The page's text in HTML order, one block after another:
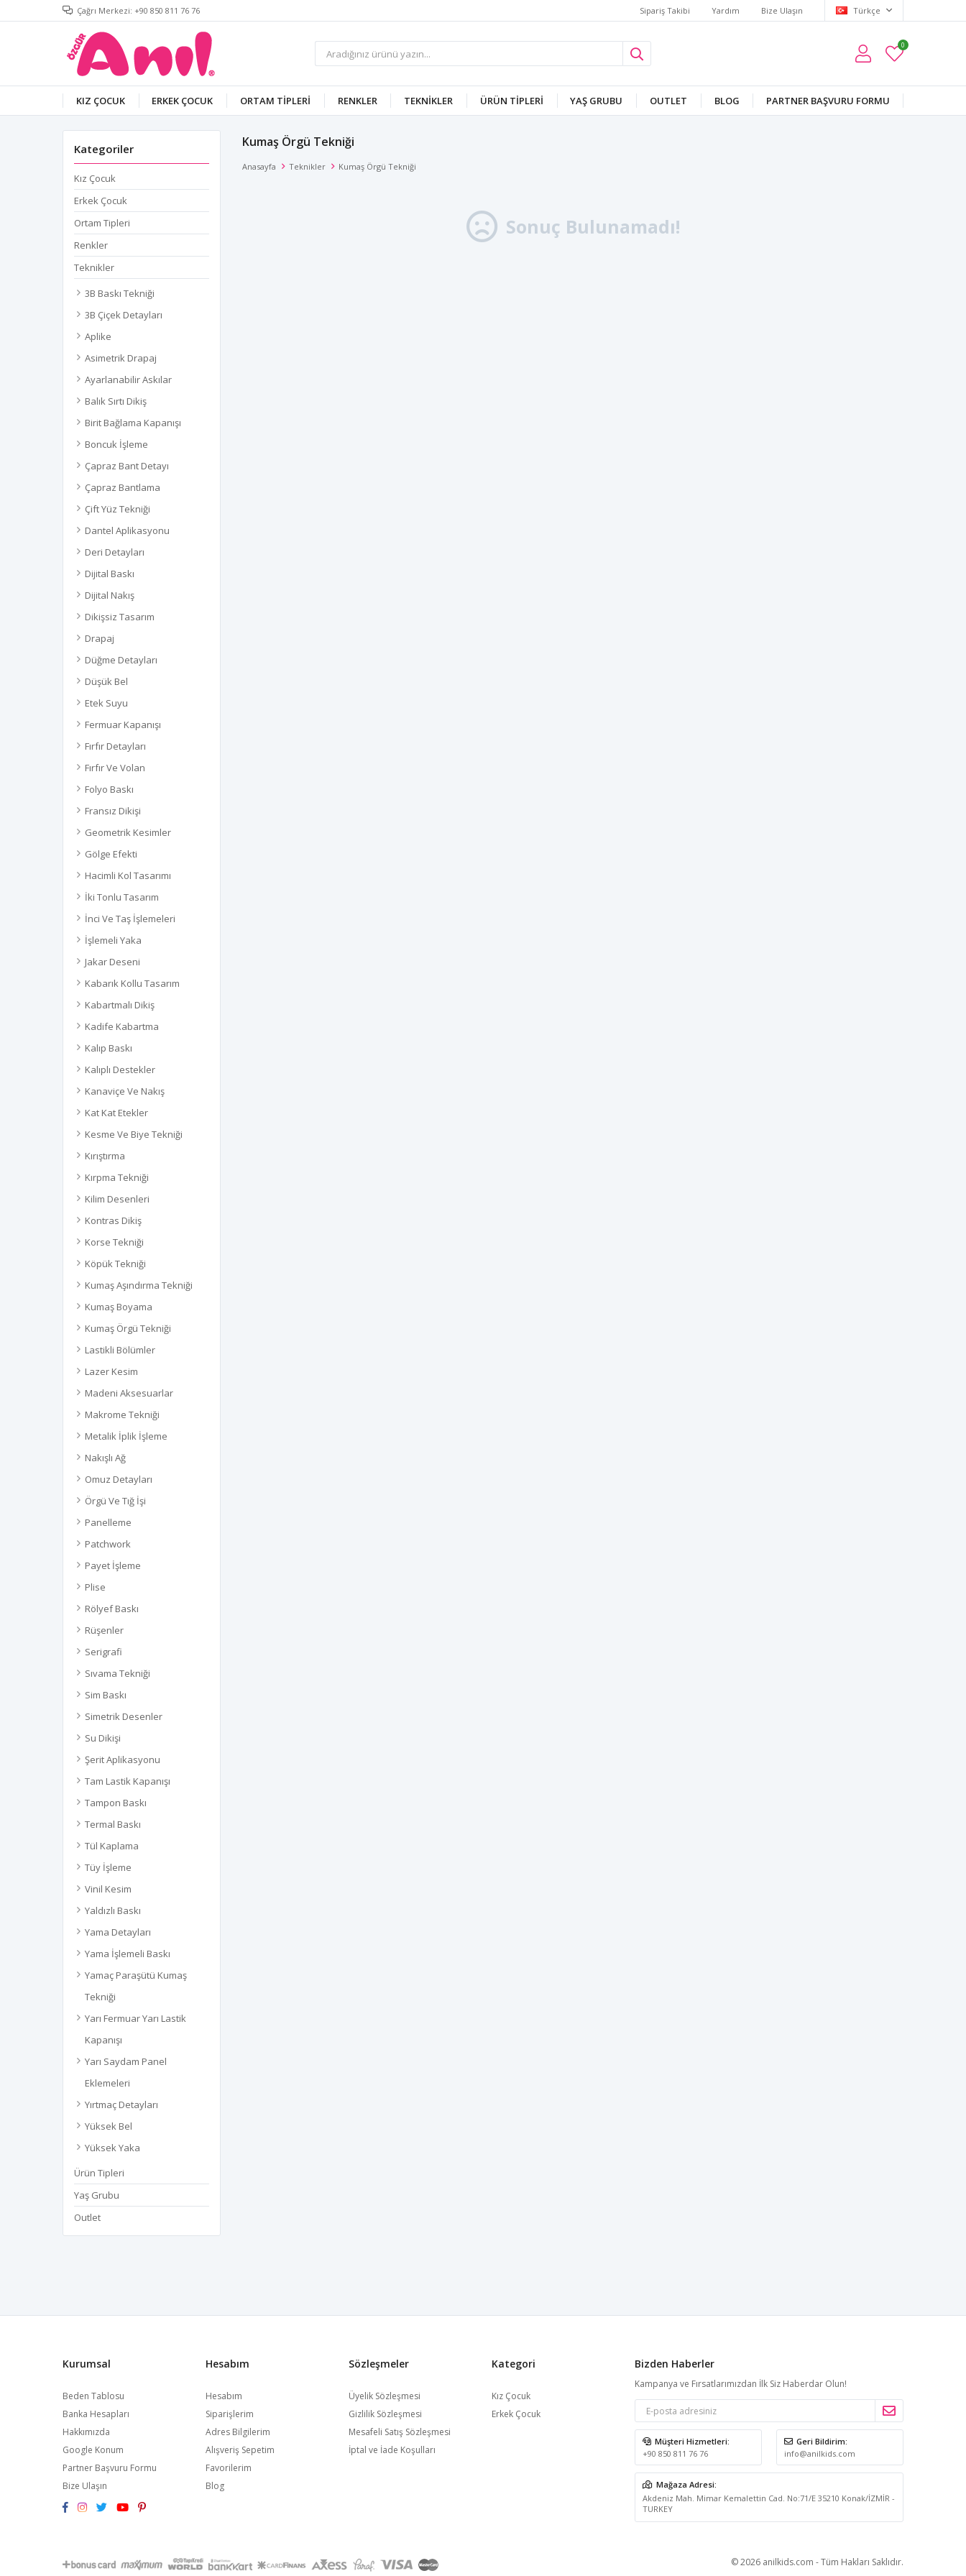
Çağrı Merkezi: +90 850 811 76 76 Sipariş Takibi Yardım Bize Ulaşın Türkçe
0
KIZ ÇOCUK ERKEK ÇOCUK ORTAM TIPLERI RENKLER TEKNIKLER ÜRÜN TIPLERI YAŞ GRUBU OUTLET BLOG PARTNER BAŞVURU FORMU
Kategoriler
Kız Çocuk
Erkek Çocuk
Ortam Tipleri
Renkler
Teknikler
3B Baskı Tekniği
3B Çiçek Detayları
Aplike
Asimetrik Drapaj
Ayarlanabilir Askılar
Balık Sırtı Dikiş
Birit Bağlama Kapanışı
Boncuk İşleme
Çapraz Bant Detayı
Çapraz Bantlama
Çift Yüz Tekniği
Dantel Aplikasyonu
Deri Detayları
Dijital Baskı
Dijital Nakış
Dikişsiz Tasarım
Drapaj
Düğme Detayları
Düşük Bel
Etek Suyu
Fermuar Kapanışı
Fırfır Detayları
Fırfır Ve Volan
Folyo Baskı
Fransız Dikişi
Geometrik Kesimler
Gölge Efekti
Hacimli Kol Tasarımı
İki Tonlu Tasarım
İnci Ve Taş İşlemeleri
İşlemeli Yaka
Jakar Deseni
Kabarık Kollu Tasarım
Kabartmalı Dikiş
Kadife Kabartma
Kalıp Baskı
Kalıplı Destekler
Kanaviçe Ve Nakış
Kat Kat Etekler
Kesme Ve Biye Tekniği
Kırıştırma
Kırpma Tekniği
Kilim Desenleri
Kontras Dikiş
Korse Tekniği
Köpük Tekniği
Kumaş Aşındırma Tekniği
Kumaş Boyama
Kumaş Örgü Tekniği
Lastikli Bölümler
Lazer Kesim
Madeni Aksesuarlar
Makrome Tekniği
Metalik İplik İşleme
Nakışlı Ağ
Omuz Detayları
Örgü Ve Tığ İşi
Panelleme
Patchwork
Payet İşleme
Plise
Rölyef Baskı
Rüşenler
Serigrafi
Sıvama Tekniği
Sim Baskı
Simetrik Desenler
Su Dikişi
Şerit Aplikasyonu
Tam Lastik Kapanışı
Tampon Baskı
Termal Baskı
Tül Kaplama
Tüy İşleme
Vinil Kesim
Yaldızlı Baskı
Yama Detayları
Yama İşlemeli Baskı
Yamaç Paraşütü Kumaş
Tekniği
Yarı Fermuar Yarı Lastik
Kapanışı
Yarı Saydam Panel
Eklemeleri
Yırtmaç Detayları
Yüksek Bel
Yüksek Yaka
Ürün Tipleri
Yaş Grubu
Outlet
Kumaş Örgü Tekniği
Anasayfa Teknikler Kumaş Örgü Tekniği
Sonuç Bulunamadı!
Kurumsal
Beden Tablosu
Banka Hesapları
Hakkımızda
Google Konum
Partner Başvuru Formu
Bize Ulaşın
Hesabım
Hesabım
Siparişlerim
Adres Bilgilerim
Alışveriş Sepetim
Favorilerim
Blog
Sözleşmeler
Üyelik Sözleşmesi
Gizlilik Sözleşmesi
Mesafeli Satış Sözleşmesi
İptal ve İade Koşulları
Kategori
Kız Çocuk
Erkek Çocuk
Bizden Haberler
Kampanya ve Fırsatlarımızdan İlk Siz Haberdar Olun!
Müşteri Hizmetleri:
+90 850 811 76 76
Geri Bildirim:
info@anilkids.com
Mağaza Adresi:
Akdeniz Mah. Mimar Kemalettin Cad. No:71/E 35210 Konak/İZMİR -
TURKEY
© 2026 anilkids.com - Tüm Hakları Saklıdır.